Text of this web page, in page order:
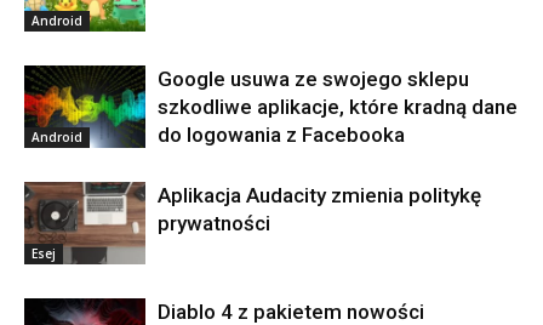
Android
Android
Google usuwa ze swojego sklepu
szkodliwe aplikacje, które kradną dane
do logowania z Facebooka
Esej
Aplikacja Audacity zmienia politykę
prywatności
Diablo 4 z pakietem nowości